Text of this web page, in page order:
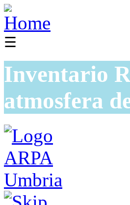
☰
Inventario
atmosfera